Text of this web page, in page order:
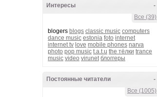
-
Интересы
Все (39)
blogers blogs classic music computers
dance music estonia foto internet
internet tv love mobile phones narva
photo pop music t.a.t.u the тёлки trance
music video virunet блоггеры
-
Постоянные читатели
Все (1005)